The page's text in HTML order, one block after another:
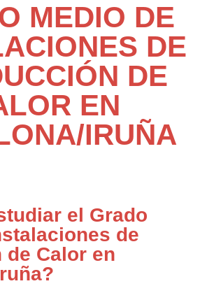
MEDIO DE
DE
DE
EN
IRUÑA
el Grado
de
Calor en